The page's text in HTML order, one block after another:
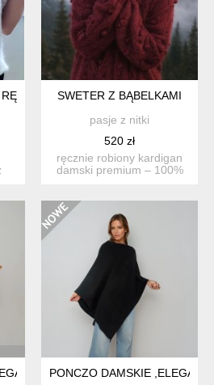
ZROBIONY
SWETER Z BĄBELKAMI
pasje z nitki
520 zł
ręcznie robiony kardigan
damski premium – 100%
OTULACZ, KLASYCZNE
PONCZO DAMSKIE